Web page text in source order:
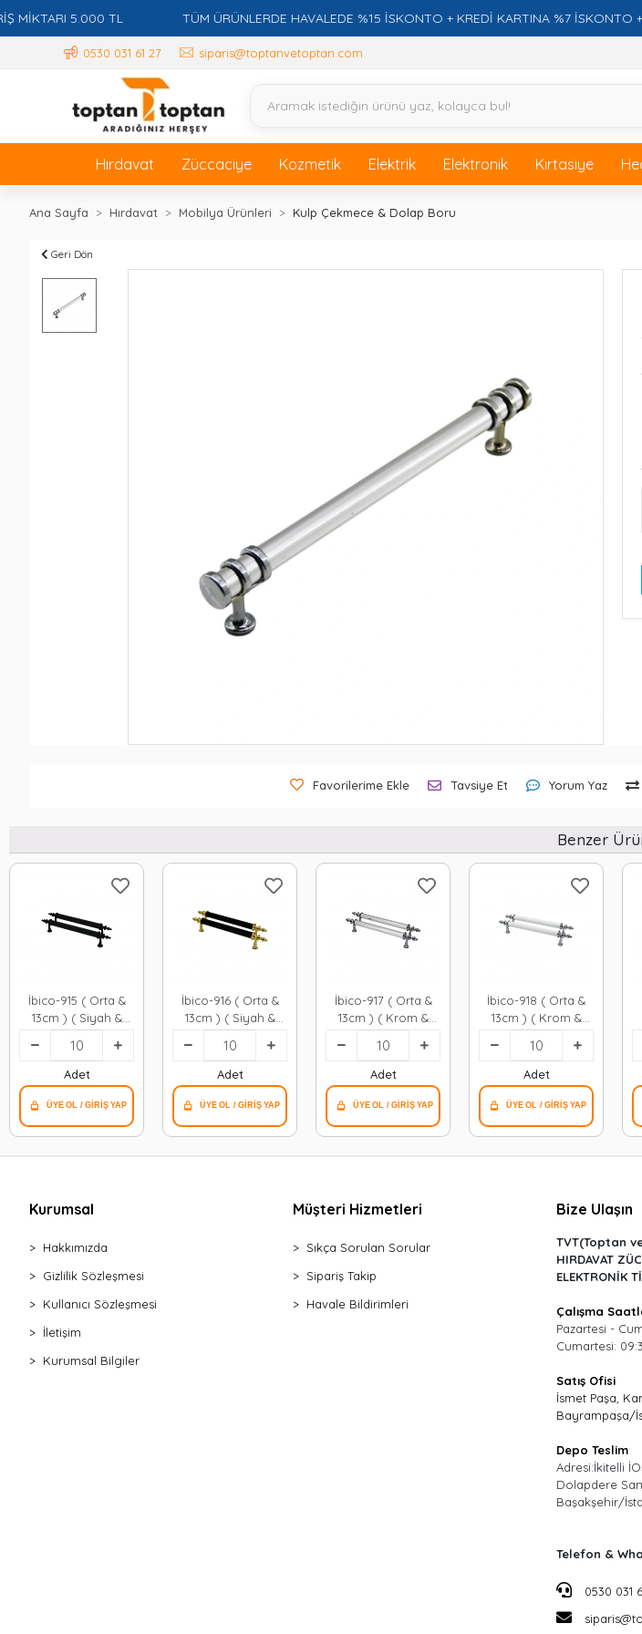
5.000 TL TÜM ÜRÜNLERDE HAVALEDE %15 İSKONTO + KREDİ KARTINA %7 İSKONTO +
0530 031 61 27 siparis@toptanvetoptan.com
Hırdavat Züccaciye Kozmetik Elektrik Elektronik Kırtasiye
Ana Sayfa Hırdavat Mobilya Ürünleri Kulp Çekmece & Dolap Boru
Geri Dön
Favorilerime Ekle Tavsiye Et Yorum Yaz
Benzer
İbico-915 ( Orta &
13cm ) ( Siyah &
Siyah ) Boru
Kulp*10x5
Adet
İbico-916 ( Orta &
13cm ) ( Siyah &
Altın ) Boru
Kulp*10x5
Adet
İbico-917 ( Orta &
13cm ) ( Krom &
Krom ) Boru
Kulp*10x5
Adet
İbico-918 ( Orta &
13cm ) ( Krom &
Beyaz ) Boru
Kulp*10x5
Adet
Kurumsal
Hakkımızda
Gizlilik Sözleşmesi
Kullanıcı Sözleşmesi
İletişim
Kurumsal Bilgiler
Müşteri Hizmetleri
Sıkça Sorulan Sorular
Sipariş Takip
Havale Bildirimleri
Bize Ulaşın
TVT(Toptan
HIRDAVAT
ELEKTRONİK
Çalışma
Pazartesi -
Cumartesi:
Satış Ofisi
İsmet Paşa,
Bayrampaşa/
Depo Teslim
Adresi:İkitelli
Dolapdere
Başakşehir/
Telefon &
0530 031